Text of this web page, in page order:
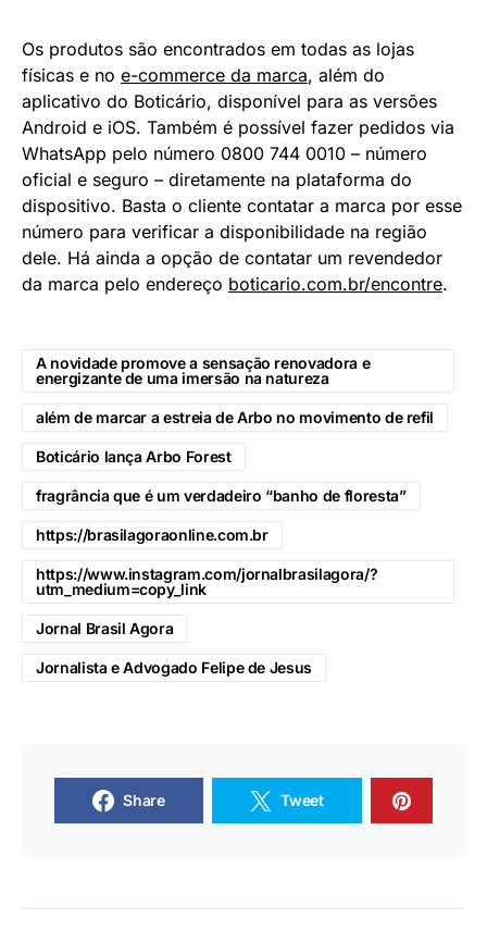
Os produtos são encontrados em todas as lojas
físicas e no e-commerce da marca, além do
aplicativo do Boticário, disponível para as versões
Android e iOS. Também é possível fazer pedidos via
WhatsApp pelo número 0800 744 0010 – número
oficial e seguro – diretamente na plataforma do
dispositivo. Basta o cliente contatar a marca por esse
número para verificar a disponibilidade na região
dele. Há ainda a opção de contatar um revendedor
da marca pelo endereço boticario.com.br/encontre.
A novidade promove a sensação renovadora e
energizante de uma imersão na natureza
além de marcar a estreia de Arbo no movimento de refil
Boticário lança Arbo Forest
fragrância que é um verdadeiro “banho de floresta”
https://brasilagoraonline.com.br
https://www.instagram.com/jornalbrasilagora/?
utm_medium=copy_link
Jornal Brasil Agora
Jornalista e Advogado Felipe de Jesus
Share Tweet